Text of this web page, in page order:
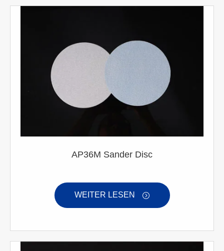
AP36M Sander Disc
WEITER LESEN 